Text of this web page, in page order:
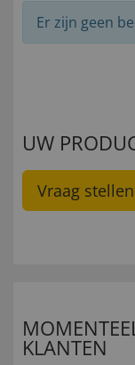
Er zijn geen
UW
Vraag stellen
KLANTEN